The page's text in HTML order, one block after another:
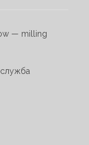
— milling